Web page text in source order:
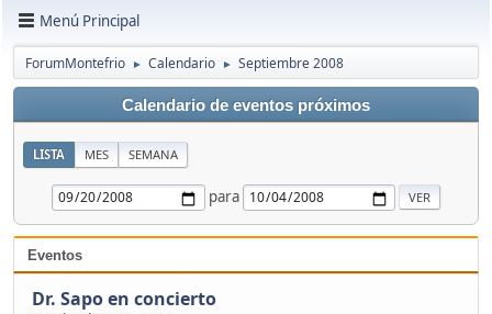
Menú Principal
ForumMontefrio ► Calendario ► Septiembre 2008
Calendario de eventos próximos
LISTA MES SEMANA
para
Eventos
Dr. Sapo en concierto